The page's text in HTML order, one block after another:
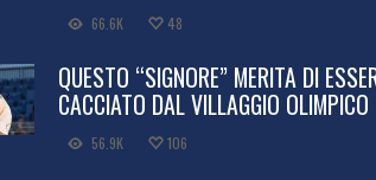
66.6K 48
QUESTO “SIGNORE” MERITA DI
CACCIATO DAL VILLAGGIO OLIMPICO
56.9K 106